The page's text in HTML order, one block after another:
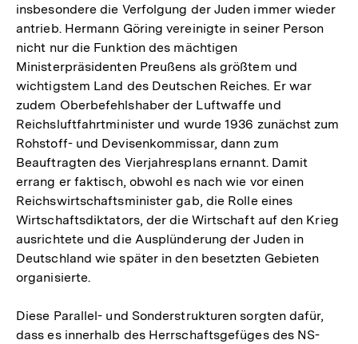
insbesondere die Verfolgung der Juden immer wieder
antrieb. Hermann Göring vereinigte in seiner Person
nicht nur die Funktion des mächtigen
Ministerpräsidenten Preußens als größtem und
wichtigstem Land des Deutschen Reiches. Er war
zudem Oberbefehlshaber der Luftwaffe und
Reichsluftfahrtminister und wurde 1936 zunächst zum
Rohstoff- und Devisenkommissar, dann zum
Beauftragten des Vierjahresplans ernannt. Damit
errang er faktisch, obwohl es nach wie vor einen
Reichswirtschaftsminister gab, die Rolle eines
Wirtschaftsdiktators, der die Wirtschaft auf den Krieg
ausrichtete und die Ausplünderung der Juden in
Deutschland wie später in den besetzten Gebieten
organisierte.
Diese Parallel- und Sonderstrukturen sorgten dafür,
dass es innerhalb des Herrschaftsgefüges des NS-